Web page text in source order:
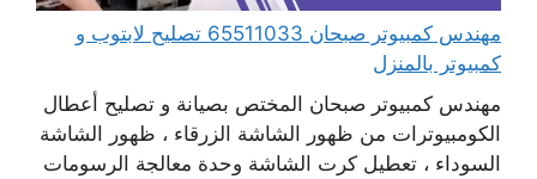
مهندس كمبيوتر صبحان 65511033 تصليح لابتوب و
كمبيوتر بالمنزل
مهندس كمبيوتر صبحان المختص بصيانة و تصليح أعطال
الكومبيوترات من ظهور الشاشة الزرقاء ، ظهور الشاشة
السوداء ، تعطيل كرت الشاشة وحدة معالجة الرسومات